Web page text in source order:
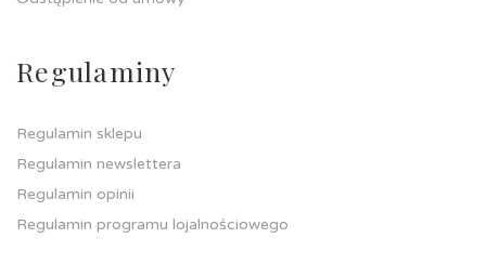
Regulaminy
Regulamin sklepu
Regulamin newslettera
Regulamin opinii
Regulamin programu lojalnościowego